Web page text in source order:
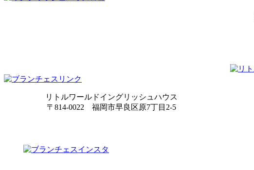
リトルワールドイングリッシュハウス
〒814-0022 福岡市早良区原7丁目2-5